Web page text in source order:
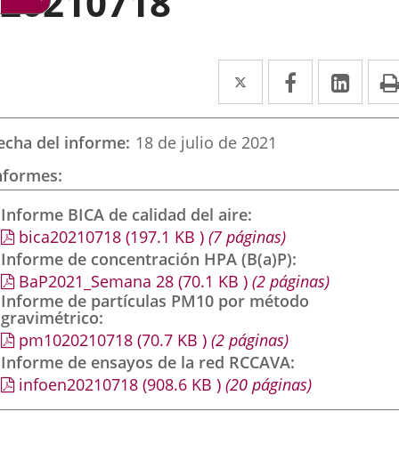
Twitter
Enlace
a
una
externa.
Facebook
Enlace
a
externa.
a
del informe 18 de julio de 2021
Informe BICA de calidad del aire
bica20210718 (197.1 KB ) (7 páginas)
Informe de concentración HPA (B(a)P)
BaP2021_Semana 28 (70.1 KB ) (2 páginas)
Informe de partículas PM10 por método
gravimétrico
pm1020210718 (70.7 KB ) (2 páginas)
Informe de ensayos de la red RCCAVA
infoen20210718 (908.6 KB ) (20 páginas)